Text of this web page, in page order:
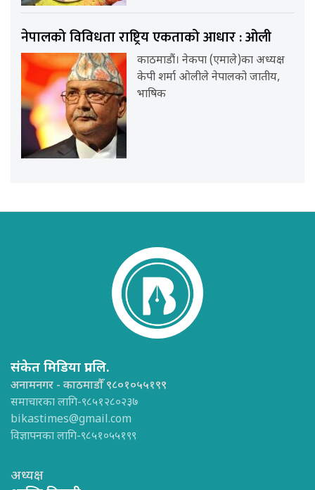
नेपालको विविधता राष्ट्रिय एकताको आधार : ओली
काठमाडौं। नेकपा (एमाले)का अध्यक्ष
केपी शर्मा ओलीले नेपालको जातीय,
भाषिक
संकेत मिडिया प्रा.लि.
अनामनगर - काठमाडौँ ९८०१०५५१९९
समाचारका लागि-९८५१२८०२३७
bikastimes@gmail.com
विज्ञापनका लागि-९८५१०५५१९९
अध्यक्ष